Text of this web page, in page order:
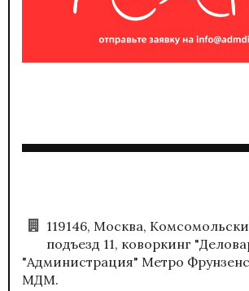
119146, Москва,
подъезд 11, коворкинг
"Администрация" Метро
МДМ.